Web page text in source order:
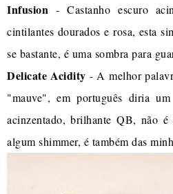
Infusion - Castanho escuro
cintilantes dourados e rosa, esta
se bastante, é uma sombra para
Delicate Acidity - A melhor
"mauve", em português diria
acinzentado, brilhante QB, não é
algum shimmer, é também das